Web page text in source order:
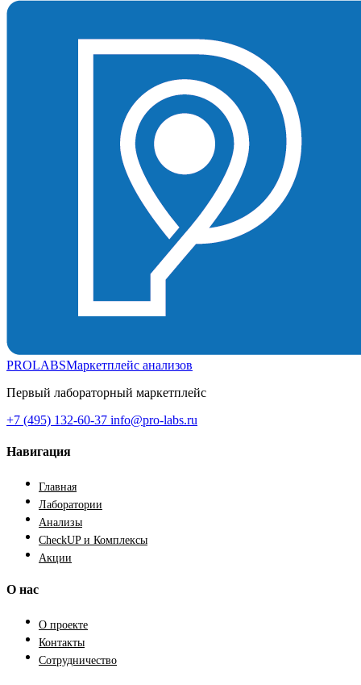
PROLABSМаркетплейс анализов
Первый лабораторный маркетплейс
+7 (495) 132-60-37 info@pro-labs.ru
Навигация
Главная
Лаборатории
Анализы
CheckUP и Комплексы
Акции
О нас
О проекте
Контакты
Сотрудничество